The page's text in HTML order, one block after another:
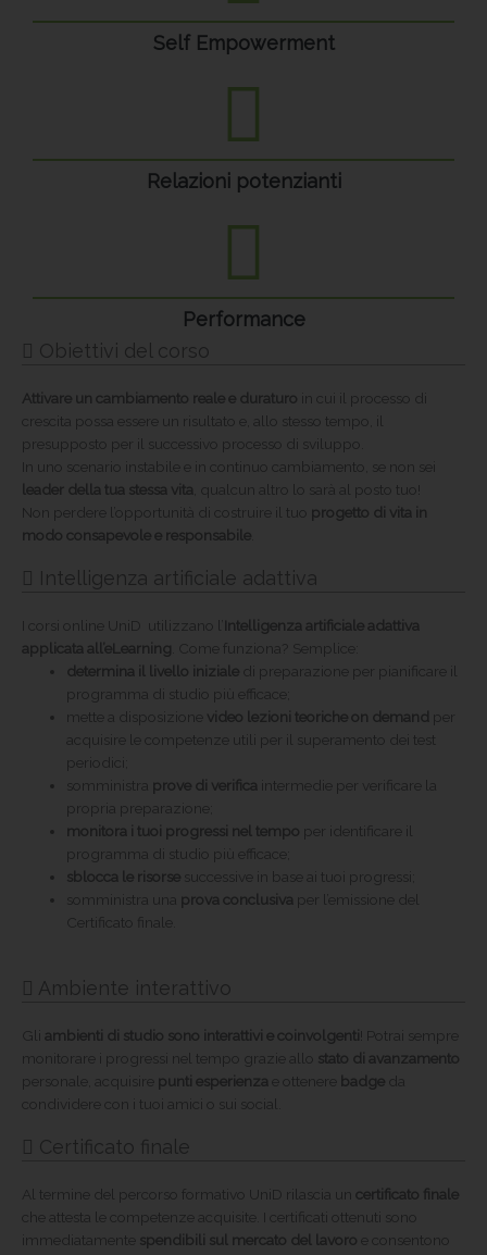
Self Empowerment
Relazioni potenzianti
Performance
Obiettivi del corso
Attivare un cambiamento reale e duraturo in cui il processo di
crescita possa essere un risultato e, allo stesso tempo, il
presupposto per il successivo processo di sviluppo.
In uno scenario instabile e in continuo cambiamento, se non sei
leader della tua stessa vita , qualcun altro lo sarà al posto tuo!
Non perdere l’opportunità di costruire il tuo progetto di vita in
modo consapevole e responsabile
Intelligenza artificiale adattiva
I corsi online UniD utilizzano l’ Intelligenza artificiale adattiva
applicata all’eLearning . Come funziona? Semplice:
determina il livello iniziale di preparazione per pianificare il
programma di studio più efficace;
mette a disposizione video lezioni teoriche on demand per
acquisire le competenze utili per il superamento dei test
periodici;
somministra prove di verifica intermedie per verificare la
propria preparazione;
monitora i tuoi progressi nel tempo per identificare il
programma di studio più efficace;
sblocca le risorse successive in base ai tuoi progressi;
somministra una prova conclusiva per l’emissione del
Certificato finale.
Ambiente interattivo
Gli ambienti di studio sono interattivi e coinvolgenti! Potrai sempre
monitorare i progressi nel tempo grazie allo stato di avanzamento
personale, acquisire punti esperienza e ottenere badge da
condividere con i tuoi amici o sui social.
Certificato finale
Al termine del percorso formativo UniD rilascia un certificato finale
che attesta le competenze acquisite. I certificati ottenuti sono
immediatamente spendibili sul mercato del lavoro e consentono